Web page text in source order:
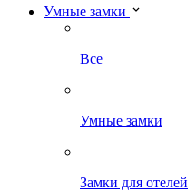
Умные замки
Все
Умные замки
Замки для отелей